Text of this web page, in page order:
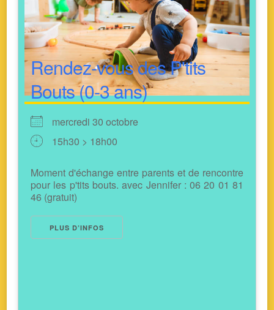
Rendez-vous des P'tits
Bouts (0-3 ans)
mercredi 30 octobre
15h30 > 18h00
Moment d'échange entre parents et de rencontre
pour les p'tits bouts. avec Jennifer : 06 20 01 81
46 (gratuit)
PLUS D’INFOS